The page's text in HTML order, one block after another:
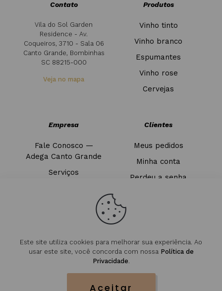
Contato
Vila do Sol Garden
Residence - Av.
Coqueiros, 3710 - Sala 06
Canto Grande, Bombinhas
SC 88215-000
Veja no mapa
Produtos
Vinho tinto
Vinho branco
Espumantes
Vinho rose
Cervejas
Empresa
Fale Conosco —
Adega Canto Grande
Serviços
Clientes
Meus pedidos
Minha conta
Perdeu a senha
Este site utiliza cookies para melhorar sua experiência. Ao
usar este site, você concorda com nossa Política de
Privacidade.
Aceitar